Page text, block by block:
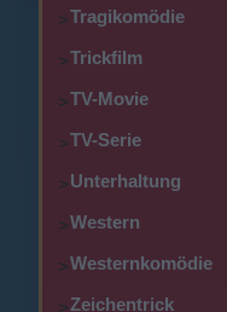
>Tragikomödie
>Trickfilm
>TV-Movie
>TV-Serie
>Unterhaltung
>Western
>Westernkomödie
>Zeichentrick